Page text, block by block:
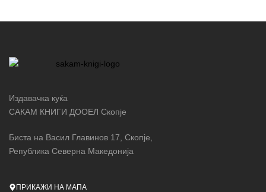
Издавачка куќа
САКАМ КНИГИ ДООЕЛ Скопје
Биста на Васил Главинов 17, Скопје,
Република Северна Македонија
ПРИКАЖИ НА МАПА